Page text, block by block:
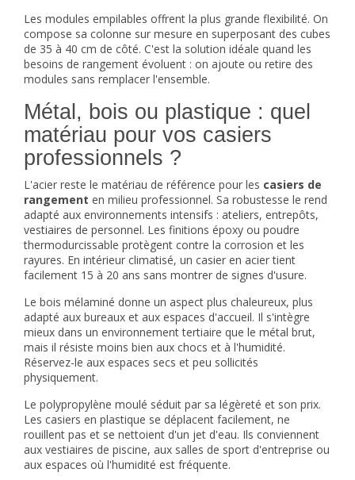
Les modules empilables offrent la plus grande flexibilité. On
compose sa colonne sur mesure en superposant des cubes
de 35 à 40 cm de côté. C'est la solution idéale quand les
besoins de rangement évoluent : on ajoute ou retire des
modules sans remplacer l'ensemble.
Métal, bois ou plastique : quel
matériau pour vos casiers
professionnels ?
L'acier reste le matériau de référence pour les casiers de
rangement en milieu professionnel. Sa robustesse le rend
adapté aux environnements intensifs : ateliers, entrepôts,
vestiaires de personnel. Les finitions époxy ou poudre
thermodurcissable protègent contre la corrosion et les
rayures. En intérieur climatisé, un casier en acier tient
facilement 15 à 20 ans sans montrer de signes d'usure.
Le bois mélaminé donne un aspect plus chaleureux, plus
adapté aux bureaux et aux espaces d'accueil. Il s'intègre
mieux dans un environnement tertiaire que le métal brut,
mais il résiste moins bien aux chocs et à l'humidité.
Réservez-le aux espaces secs et peu sollicités
physiquement.
Le polypropylène moulé séduit par sa légèreté et son prix.
Les casiers en plastique se déplacent facilement, ne
rouillent pas et se nettoient d'un jet d'eau. Ils conviennent
aux vestiaires de piscine, aux salles de sport d'entreprise ou
aux espaces où l'humidité est fréquente.